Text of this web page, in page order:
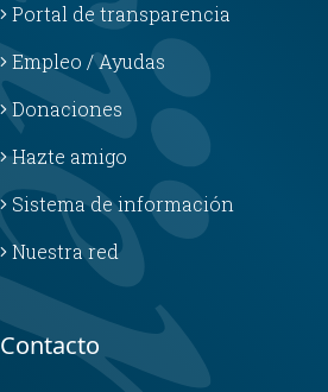
Portal de transparencia
Empleo / Ayudas
Donaciones
Hazte amigo
Sistema de información
Nuestra red
Contacto